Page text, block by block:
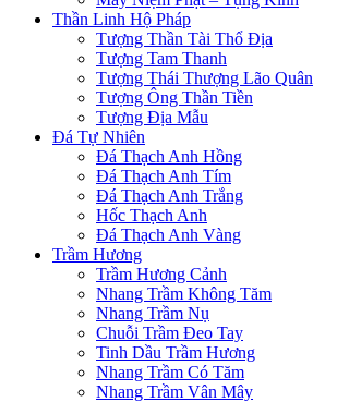
Thần Linh Hộ Pháp
Tượng Thần Tài Thổ Địa
Tượng Tam Thanh
Tượng Thái Thượng Lão Quân
Tượng Ông Thần Tiền
Tượng Địa Mẫu
Đá Tự Nhiên
Đá Thạch Anh Hồng
Đá Thạch Anh Tím
Đá Thạch Anh Trắng
Hốc Thạch Anh
Đá Thạch Anh Vàng
Trầm Hương
Trầm Hương Cảnh
Nhang Trầm Không Tăm
Nhang Trầm Nụ
Chuỗi Trầm Đeo Tay
Tinh Dầu Trầm Hương
Nhang Trầm Có Tăm
Nhang Trầm Vân Mây